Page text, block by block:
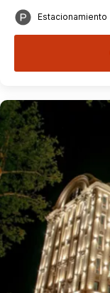
Estacionamiento